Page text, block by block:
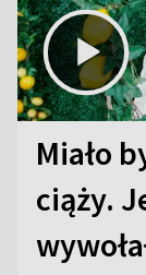
Miało
ciąży.